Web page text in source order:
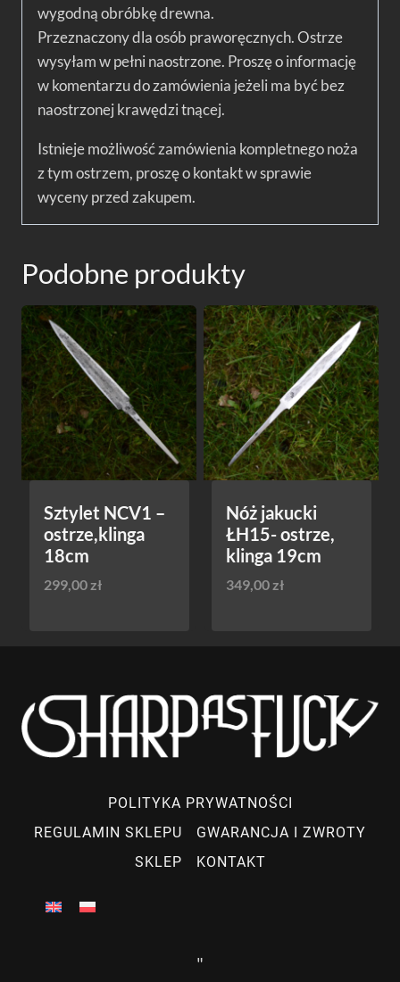
wygodną obróbkę drewna.
Przeznaczony dla osób praworęcznych. Ostrze
wysyłam w pełni naostrzone. Proszę o informację
w komentarzu do zamówienia jeżeli ma być bez
naostrzonej krawędzi tnącej.
Istnieje możliwość zamówienia kompletnego noża
z tym ostrzem, proszę o kontakt w sprawie
wyceny przed zakupem.
Podobne produkty
Sztylet NCV1 –
ostrze,klinga
18cm
299,00 zł
Nóż jakucki
ŁH15- ostrze,
klinga 19cm
349,00 zł
POLITYKA PRYWATNOŚCI
REGULAMIN SKLEPU
GWARANCJA I ZWROTY
SKLEP
KONTAKT
"